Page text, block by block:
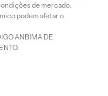
de mercado,
podem afetar o
ANBIMA DE